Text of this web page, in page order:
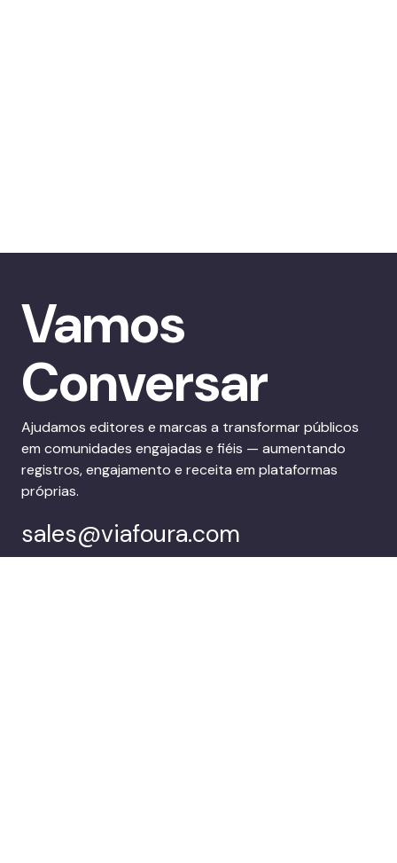
Vamos
Conversar
Ajudamos editores e marcas a transformar públicos
em comunidades engajadas e fiéis — aumentando
registros, engajamento e receita em plataformas
próprias.
sales@viafoura.com